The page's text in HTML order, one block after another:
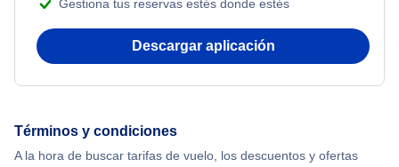
Gestiona tus reservas estés donde estés
Descargar aplicación
Términos y condiciones
A la hora de buscar tarifas de vuelo, los descuentos y ofertas